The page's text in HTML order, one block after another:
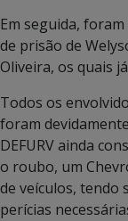
Em seguida,
de prisão de
Oliveira, os quais
Todos os
foram
DEFURV ainda
o roubo, um
de veículos, tendo
perícias